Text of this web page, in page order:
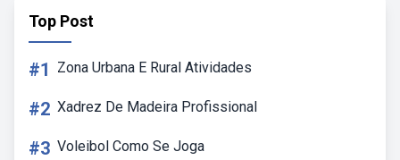
Top Post
#1 Zona Urbana E Rural Atividades
#2 Xadrez De Madeira Profissional
#3 Voleibol Como Se Joga